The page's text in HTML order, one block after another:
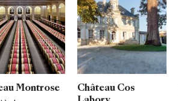
Montrose
Château Cos